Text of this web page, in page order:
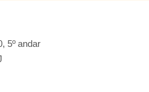
5º andar